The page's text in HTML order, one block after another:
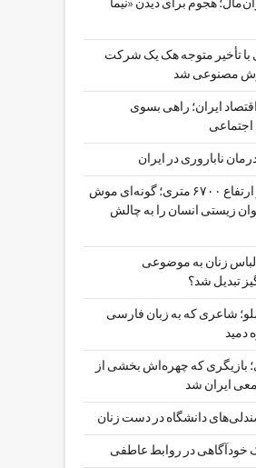
هجوم برای دیدن «نیما
با تأخیر متوجه هک یک شرکت
مصنوعی شد
اقتصاد ایران؛ راهی بسوی
ناباروری در ایران
زندگی در ارتفاع ۶۷۰۰ متری؛ گونه‌ای موش
زیستی انسان را به چالش
زنان به موضوعی
تبدیل شد؟
شاعری که به زبان فارسی
دمید
بازیگری که چهره‌اش بخشی از
ایران شد
دانشگاه در دست زنان
خودآگاهی در روابط عاطفی